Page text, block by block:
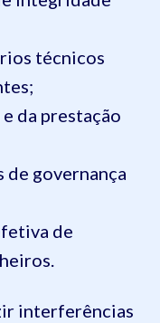
técnicos
da prestação
de governança
de
interferências